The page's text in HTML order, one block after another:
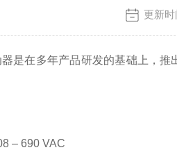
更新
在多年产品研发的基础上，推
– 690 VAC